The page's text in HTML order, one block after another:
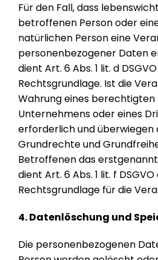
Für den Fall, dass
betroffenen Person oder
natürlichen Person eine
personenbezogener Daten
dient Art. 6 Abs. 1 lit. d
Rechtsgrundlage. Ist die
Wahrung eines berechtigten
Unternehmens oder eines
erforderlich und überwiegen
Grundrechte und
Betroffenen das
dient Art. 6 Abs. 1 lit. f DSGVO
Rechtsgrundlage für die
4. Datenlöschung und
Die personenbezogenen